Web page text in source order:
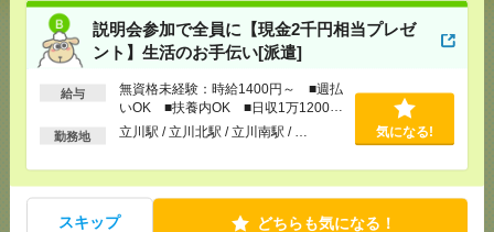
説明会参加で全員に【現金2千円相当プレゼ
ント】生活のお手伝い[派遣]
給与
無資格未経験：時給1400円～ ■週払
いOK ■扶養内OK ■日収1万1200円
以上
勤務地 立川駅 / 立川北駅 / 立川南駅 / … 気になる!
スキップ どちらも気になる！
[給 与]
無資格未経験：時給1400円～ ■週払い
OK ■扶養内OK ■日収1万1200円以上
[交通費] 交通費全額支給
立川駅/立川北駅/ 立川南駅/…
説明会参加で全員に【現金2千円相当プレゼント】生
無資格未経験：時給1400円～ ■週払い
OK ■扶養内OK ■日収1万1200円以上